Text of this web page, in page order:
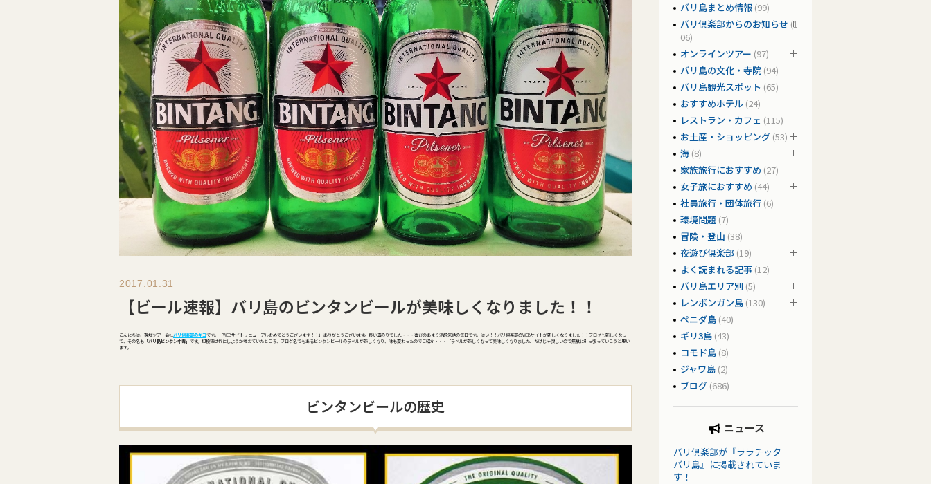
2017.01.31
【ビール速報】バリ島のビンタンビールが美味しくなりました！！
こんにちは、現地ツアー会社バリ倶楽部のキコです。 「WEBサイトリニューアルおめでとうございます！！」 ありがとうございます。長い道のりでした・・・喜びのあまり泥酔気絶の毎日です。 はい！！バリ倶楽部のWEBサイトが新しくなりました！！ブログも新しくなっ
て、その名も 「バリ島ビンタン中毒」 です。初投稿は何にしようか考えていたところ、ブログ名でもあるビンタンビールのラベルが新しくなり、味も変わったのでご紹介・・・「ラベルが新しくなって美味しくなりました」だけじゃ寂しいので無駄に引っ張っていこうと思い
ます。
ビンタンビールの歴史
バリ島まとめ情報 (99)
バリ倶楽部からのお知らせ (1
06)
オンラインツアー (97)
バリ島の文化・寺院 (94)
バリ島観光スポット (65)
おすすめホテル (24)
レストラン・カフェ (115)
お土産・ショッピング (53)
海 (8)
家族旅行におすすめ (27)
女子旅におすすめ (44)
社員旅行・団体旅行 (6)
環境問題 (7)
冒険・登山 (38)
夜遊び倶楽部 (19)
よく読まれる記事 (12)
バリ島エリア別 (5)
レンボンガン島 (130)
ペニダ島 (40)
ギリ3島 (43)
コモド島 (8)
ジャワ島 (2)
ブログ (686)
ニュース
バリ倶楽部が『ララチッタ
バリ島』に掲載されていま
す！